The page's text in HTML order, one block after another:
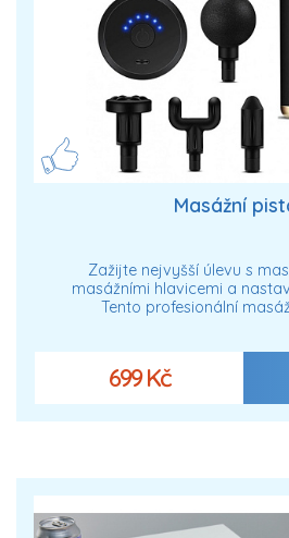
Masážní
Zažijte nejvyšší úlevu s
masážními hlavicemi a
Tento profesionální
699 Kč